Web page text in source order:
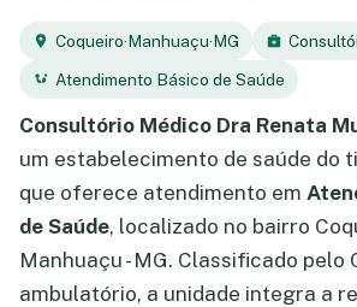
Coqueiro·Manhuaçu·MG
Atendimento Básico de Saúde
Consultório Médico Dra Renata
um estabelecimento de saúde do
que oferece atendimento em
de Saúde, localizado no bairro
Manhuaçu - MG. Classificado pelo
ambulatório, a unidade integra a